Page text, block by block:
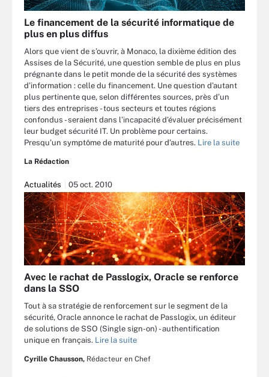
Le financement de la sécurité informatique de
plus en plus diffus
Alors que vient de s’ouvrir, à Monaco, la dixième édition des
Assises de la Sécurité, une question semble de plus en plus
prégnante dans le petit monde de la sécurité des systèmes
d’information : celle du financement. Une question d’autant
plus pertinente que, selon différentes sources, près d’un
tiers des entreprises - tous secteurs et toutes régions
confondus - seraient dans l’incapacité d’évaluer précisément
leur budget sécurité IT. Un problème pour certains.
Presqu’un symptôme de maturité pour d’autres. Lire la suite
La Rédaction
Actualités 05 oct. 2010
Avec le rachat de Passlogix, Oracle se renforce
dans la SSO
Tout à sa stratégie de renforcement sur le segment de la
sécurité, Oracle annonce le rachat de Passlogix, un éditeur
de solutions de SSO (Single sign-on) - authentification
unique en français. Lire la suite
Cyrille Chausson, Rédacteur en Chef